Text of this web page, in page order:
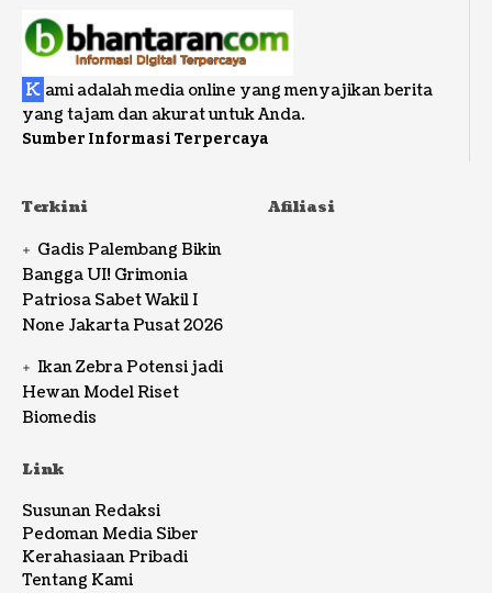
K ami adalah media online yang menyajikan berita
yang tajam dan akurat untuk Anda.
Sumber Informasi Terpercaya
Terkini
Gadis Palembang Bikin
Bangga UI! Grimonia
Patriosa Sabet Wakil I
None Jakarta Pusat 2026
Ikan Zebra Potensi jadi
Hewan Model Riset
Biomedis
Afiliasi
Link
Susunan Redaksi
Pedoman Media Siber
Kerahasiaan Pribadi
Tentang Kami